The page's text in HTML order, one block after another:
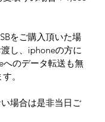
をご購入頂いた場
し、iphoneの方に
へのデータ転送も無
。
場合は是非当日ご